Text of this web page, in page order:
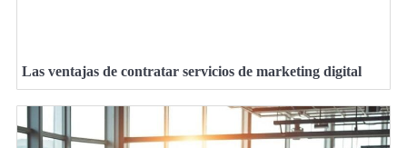
Las ventajas de contratar servicios de marketing digital